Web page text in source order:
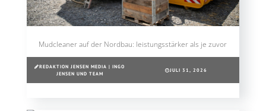
Mudcleaner auf der Nordbau: leistungsstärker als je zuvor
REDAKTION JENSEN MEDIA | INGO
JENSEN UND TEAM
JULI 31, 2026